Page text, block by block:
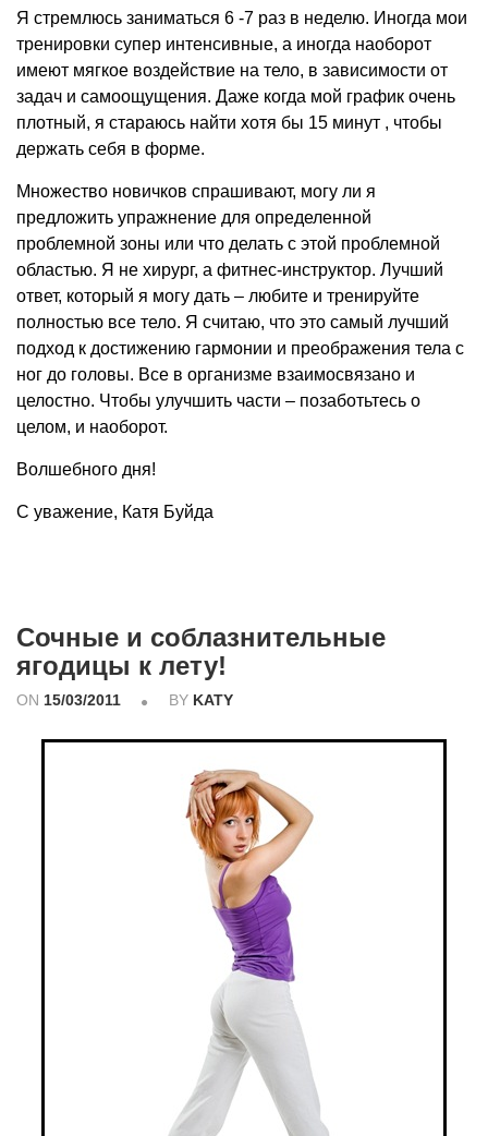
Я стремлюсь заниматься 6 -7 раз в неделю. Иногда мои
тренировки супер интенсивные, а иногда наоборот
имеют мягкое воздействие на тело, в зависимости от
задач и самоощущения. Даже когда мой график очень
плотный, я стараюсь найти хотя бы 15 минут , чтобы
держать себя в форме.
Множество новичков спрашивают, могу ли я
предложить упражнение для определенной
проблемной зоны или что делать с этой проблемной
областью. Я не хирург, а фитнес-инструктор. Лучший
ответ, который я могу дать – любите и тренируйте
полностью все тело. Я считаю, что это самый лучший
подход к достижению гармонии и преображения тела с
ног до головы. Все в организме взаимосвязано и
целостно. Чтобы улучшить части – позаботьтесь о
целом, и наоборот.
Волшебного дня!
С уважение, Катя Буйда
Сочные и соблазнительные
ягодицы к лету!
ON 15/03/2011 BY KATY